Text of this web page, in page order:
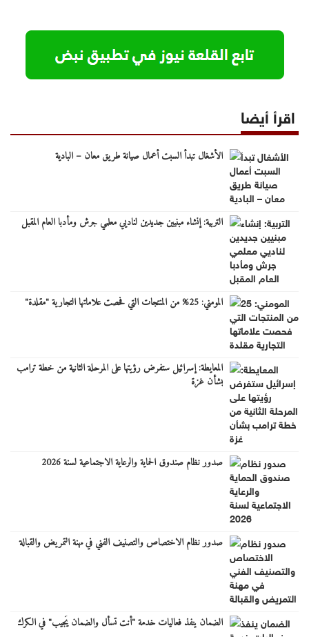
اقرأ أيضا
الأشغال تبدأ السبت أعمال صيانة طريق معان – البادية
التربية: إنشاء مبنيين جديدين لناديي معلمي جرش ومأدبا العام المقبل
المومني: 25% من المنتجات التي فحصت علاماتها التجارية "مقلدة"
المعايطة: إسرائيل ستفرض رؤيتها على المرحلة الثانية من خطة ترامب
بشأن غزة
صدور نظام صندوق الحماية والرعاية الاجتماعية لسنة 2026
صدور نظام الاختصاص والتصنيف الفني في مهنة التمريض والقبالة
الضمان ينفذ فعاليات خدمة "أنت تسأل والضمان يُجيب" في الكرك